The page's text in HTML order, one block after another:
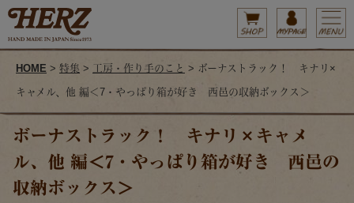
HOME > 特集 > 工房・作り手のこと > ボーナストラック！ キナリ×
キャメル、他 編＜7・やっぱり箱が好き 西邑の収納ボックス＞
ボーナストラック！ キナリ×キャメ
ル、他 編＜7・やっぱり箱が好き 西邑の
収納ボックス＞